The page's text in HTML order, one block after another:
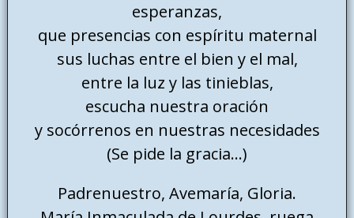
esperanzas,
que presencias con espíritu maternal
sus luchas entre el bien y el mal,
entre la luz y las tinieblas,
escucha nuestra oración
y socórrenos en nuestras necesidades
(Se pide la gracia…)
Padrenuestro, Avemaría, Gloria.